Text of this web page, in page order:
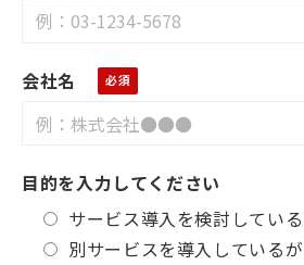
会社名
目的を入力してください
サービス導入を検討している
別サービスを導入している